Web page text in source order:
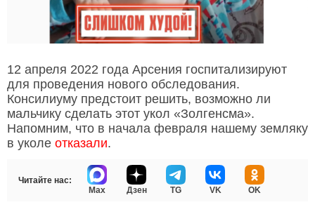
12 апреля 2022 года Арсения госпитализируют
для проведения нового обследования.
Консилиуму предстоит решить, возможно ли
мальчику сделать этот укол «Золгенсма».
Напомним, что в начала февраля нашему земляку
в уколе отказали.
Читайте нас:
Max
Дзен TG VK OK